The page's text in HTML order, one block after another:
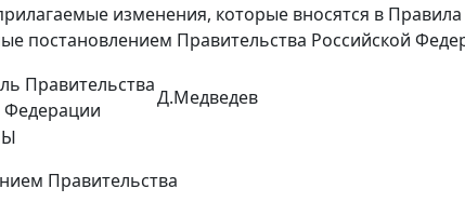
изменения, которые вносятся в
постановлением Правительства Российской
Правительства
Федерации
Д.Медведев
Правительства